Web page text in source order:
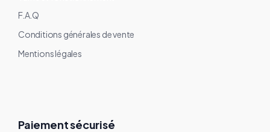
F.A.Q
Conditions générales de vente
Mentions légales
Paiement sécurisé